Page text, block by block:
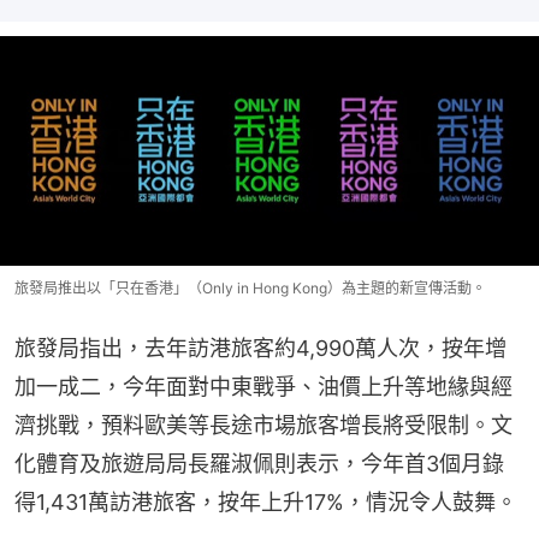
旅發局推出以「只在香港」（Only in Hong Kong）為主題的新宣傳活動。
旅發局指出，去年訪港旅客約4,990萬人次，按年增
加一成二，今年面對中東戰爭、油價上升等地緣與經
濟挑戰，預料歐美等長途市場旅客增長將受限制。文
化體育及旅遊局局長羅淑佩則表示，今年首3個月錄
得1,431萬訪港旅客，按年上升17%，情況令人鼓舞。